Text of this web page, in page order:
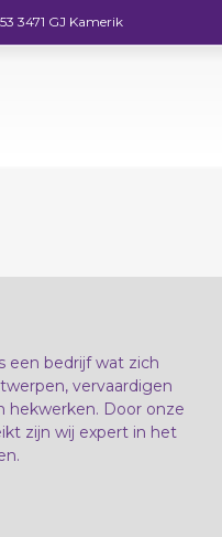
3471 GJ Kamerik
een bedrijf wat zich
vervaardigen
hekwerken. Door onze
zijn wij expert in het